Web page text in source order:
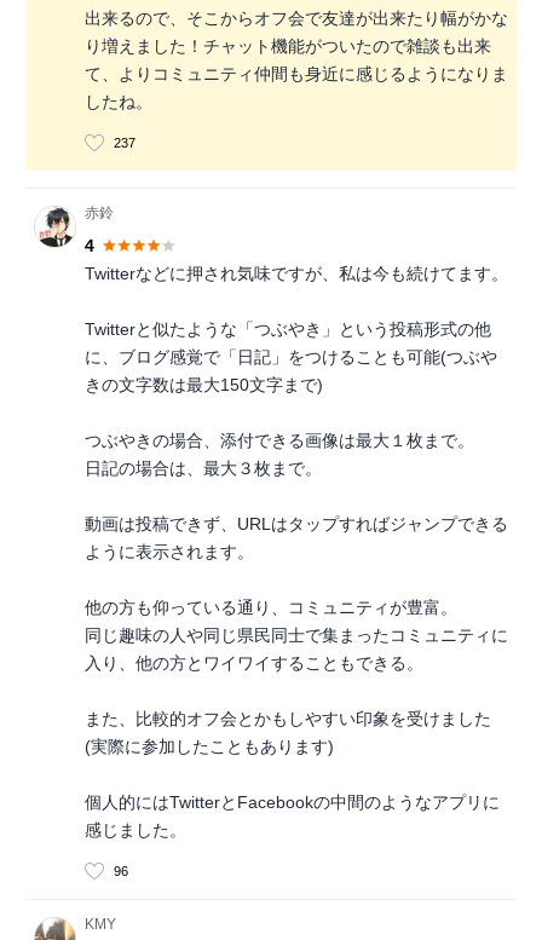
出来るので、そこからオフ会で友達が出来たり幅がかな
り増えました！チャット機能がついたので雑談も出来
て、よりコミュニティ仲間も身近に感じるようになりま
したね。
237
赤鈴
4
Twitterなどに押され気味ですが、私は今も続けてます。
Twitterと似たような「つぶやき」という投稿形式の他
に、ブログ感覚で「日記」をつけることも可能(つぶや
きの文字数は最大150文字まで)
つぶやきの場合、添付できる画像は最大１枚まで。
日記の場合は、最大３枚まで。
動画は投稿できず、URLはタップすればジャンプできる
ように表示されます。
他の方も仰っている通り、コミュニティが豊富。
同じ趣味の人や同じ県民同士で集まったコミュニティに
入り、他の方とワイワイすることもできる。
また、比較的オフ会とかもしやすい印象を受けました
(実際に参加したこともあります)
個人的にはTwitterとFacebookの中間のようなアプリに
感じました。
96
KMY